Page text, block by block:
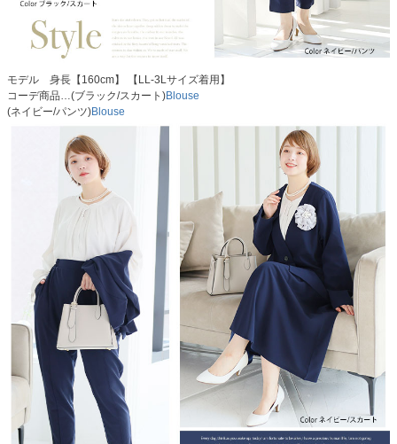
モデル 身長【160cm】 【LL-3Lサイズ着用】
コーデ商品…(ブラック/スカート)Blouse
(ネイビー/パンツ)Blouse